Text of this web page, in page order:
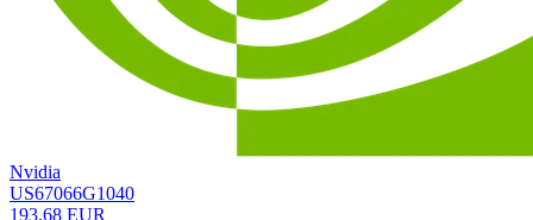
Nvidia
US67066G1040
193,68 EUR